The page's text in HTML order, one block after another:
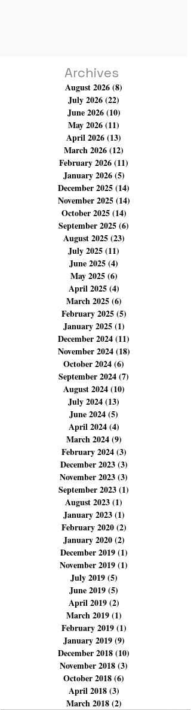
Archives
August 2026 (8)
July 2026 (22)22 posts
June 2026(10)10 posts
May 2026(11)11 posts
April 2026(13)13 posts
March 2026(12)12 posts
February 2026 (11)11 posts
January 2026 (5)5 posts
December 2025(14)
November 2025(14)
October 2025 (14)
September 2025
August 2025(23)
July 2025(11)
June 2025(4)4 posts
May 2025(6)6 posts
April 2025(4)4 posts
March 2025(6)6 posts
February 2025 (5)5 posts
January 2025 (1)
December 2024(11)
November 2024(18)
October 2024(6)
September 2024
August 2024 (10)
July 2024(13)13 posts
June 2024(5)5 posts
April 2024(4)4 posts
March 2024(9)9 posts
February 2024(3)3 posts
December 2023(3)
November 2023 (3)
September 2023 (1)
August 2023 (1)1 post
January 2023(1)1 post
February 2020 (2)2 posts
January 2020(2)
December 2019(1)
November 2019(1)
July 2019 (5)5 posts
June 2019(5)5 posts
April 2019(2)2 posts
March 2019(1)1 post
February 2019 (1)1 post
January 2019 (9)
December 2018(10)
November 2018(3)